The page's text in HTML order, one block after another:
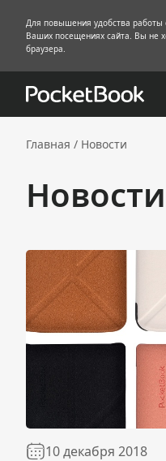
Для повышения удобства работы
Ваших посещениях сайта. Вы не
браузера.
Главная / Новости
Новости
10 декабря 2018